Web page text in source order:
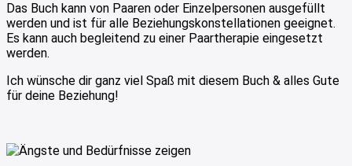
Das Buch kann von Paaren oder Einzelpersonen ausgefüllt
werden und ist für alle Beziehungskonstellationen geeignet.
Es kann auch begleitend zu einer Paartherapie eingesetzt
werden.
Ich wünsche dir ganz viel Spaß mit diesem Buch & alles Gute
für deine Beziehung!